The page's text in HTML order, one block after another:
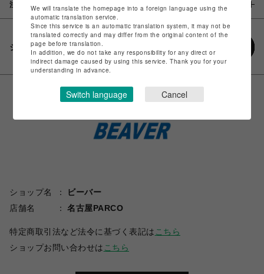
注意事項
シェアする
ショップ名
ビーバー
店舗名
名古屋PARCO
特定商取引法など法令に基づく表記は こちら
ショップお問い合わせは こちら
We will translate the homepage into a foreign language using the
automatic translation service.
Since this service is an automatic translation system, it may not be
translated correctly and may differ from the original content of the
page before translation.
In addition, we do not take any responsibility for any direct or
indirect damage caused by using this service. Thank you for your
understanding in advance.
Switch language Cancel